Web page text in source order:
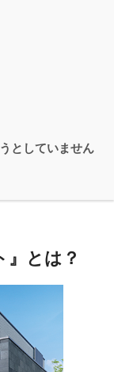
としていません
』とは？